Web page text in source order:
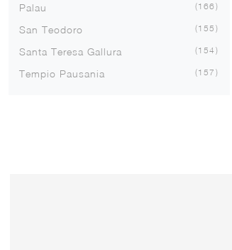
Palau 166
San Teodoro 155
Santa Teresa Gallura 154
Tempio Pausania 157